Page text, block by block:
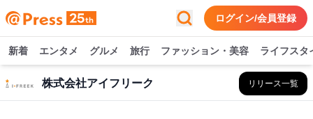
ログイン/会員登録
新着 エンタメ グルメ 旅行 ファッション・美容 ライフスタ
株式会社アイフリーク リリース一覧